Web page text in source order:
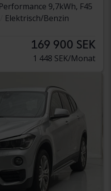
9,7kWh, F45
Elektrisch/Benzin
169 900 SEK
1 448 SEK/Monat